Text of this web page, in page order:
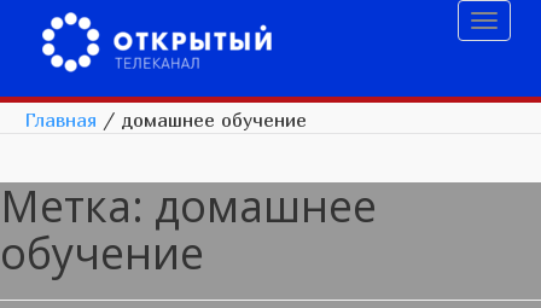
Главная / домашнее обучение
Метка: домашнее
обучение